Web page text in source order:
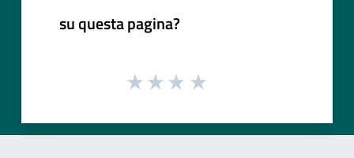
su questa pagina?